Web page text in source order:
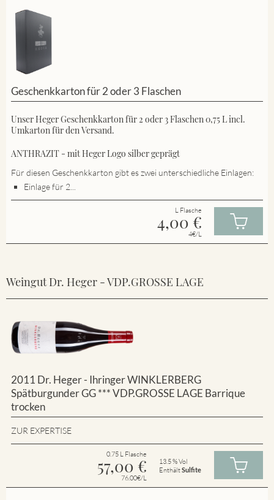
Geschenkkarton für 2 oder 3 Flaschen
Unser Heger Geschenkkarton für 2 oder 3 Flaschen 0,75 L incl.
Umkarton für den Versand.
ANTHRAZIT - mit Heger Logo silber geprägt
Für diesen Geschenkkarton gibt es zwei unterschiedliche Einlagen:
Einlage für 2...
L Flasche
4,00 €
4€/L
Weingut Dr. Heger - VDP.GROSSE LAGE
2011 Dr. Heger - Ihringer WINKLERBERG
Spätburgunder GG *** VDP.GROSSE LAGE Barrique
trocken
ZUR EXPERTISE
0.75 L Flasche
57,00 €
76.00€/L
13.5 % Vol
EnthältSulfite